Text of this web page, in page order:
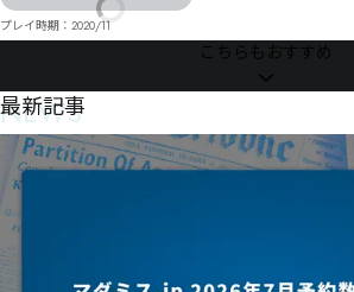
プレイ時期： 2020/11
こちらもおすすめ
NEWS
最新記事